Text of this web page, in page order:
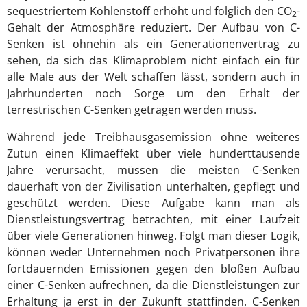
sequestriertem Kohlenstoff erhöht und folglich den CO2-
Gehalt der Atmosphäre reduziert. Der Aufbau von C-
Senken ist ohnehin als ein Generationenvertrag zu
sehen, da sich das Klimaproblem nicht einfach ein für
alle Male aus der Welt schaffen lässt, sondern auch in
Jahrhunderten noch Sorge um den Erhalt der
terrestrischen C-Senken getragen werden muss.
Während jede Treibhausgasemission ohne weiteres
Zutun einen Klimaeffekt über viele hunderttausende
Jahre verursacht, müssen die meisten C-Senken
dauerhaft von der Zivilisation unterhalten, gepflegt und
geschützt werden. Diese Aufgabe kann man als
Dienstleistungsvertrag betrachten, mit einer Laufzeit
über viele Generationen hinweg. Folgt man dieser Logik,
können weder Unternehmen noch Privatpersonen ihre
fortdauernden Emissionen gegen den bloßen Aufbau
einer C-Senken aufrechnen, da die Dienstleistungen zur
Erhaltung ja erst in der Zukunft stattfinden. C-Senken